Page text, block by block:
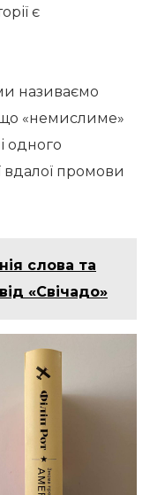
є
називаємо
що «немислиме»
одного
вдалої промови
слова та
«Свічадо»